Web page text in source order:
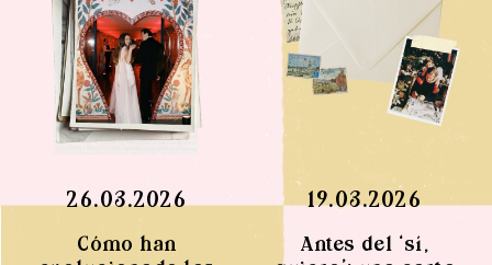
26.03.2026
Cómo han
19.03.2026
Antes del ‘sí,